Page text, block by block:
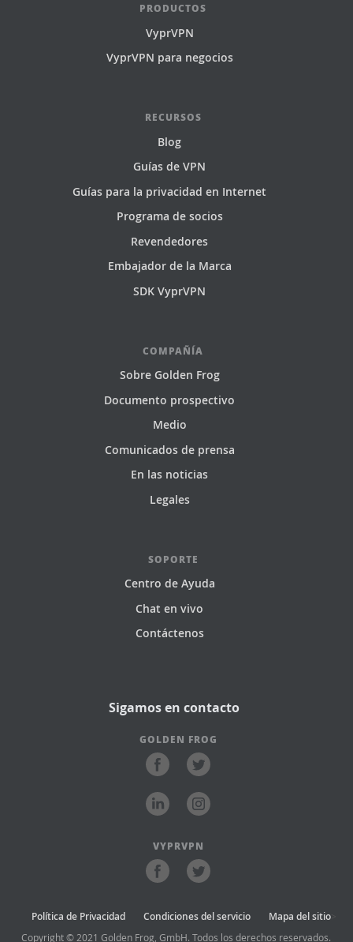
PRODUCTOS
VyprVPN
VyprVPN para negocios
RECURSOS
Blog
Guías de VPN
Guías para la privacidad en Internet
Programa de socios
Revendedores
Embajador de la Marca
SDK VyprVPN
COMPAÑÍA
Sobre Golden Frog
Documento prospectivo
Medio
Comunicados de prensa
En las noticias
Legales
SOPORTE
Centro de Ayuda
Chat en vivo
Contáctenos
Sigamos en contacto
GOLDEN FROG
VYPRVPN
Política de Privacidad Condiciones del servicio Mapa del sitio>
Copyright © 2021 Golden Frog, GmbH. Todos los derechos reservados.